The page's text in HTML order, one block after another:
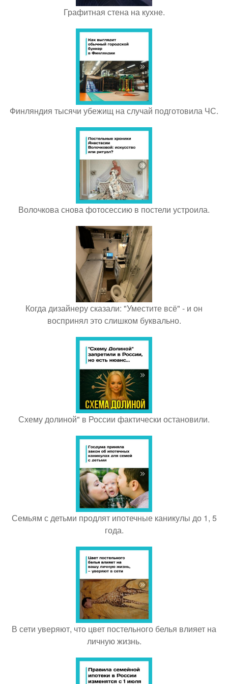
Графитная стена на кухне.
Финляндия тысячи убежищ на случай подготовила ЧС.
Волочкова снова фотосессию в постели устроила.
Когда дизайнеру сказали: "Уместите всё" - и он
воспринял это слишком буквально.
Схему долиной" в России фактически остановили.
Семьям с детьми продлят ипотечные каникулы до 1, 5
года.
В сети уверяют, что цвет постельного белья влияет на
личную жизнь.